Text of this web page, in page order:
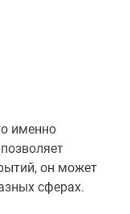
именно
он может
сферах.